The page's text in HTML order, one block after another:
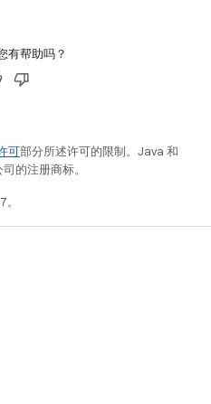
有帮助吗？
可部分所述许可的限制。Java 和
的注册商标。